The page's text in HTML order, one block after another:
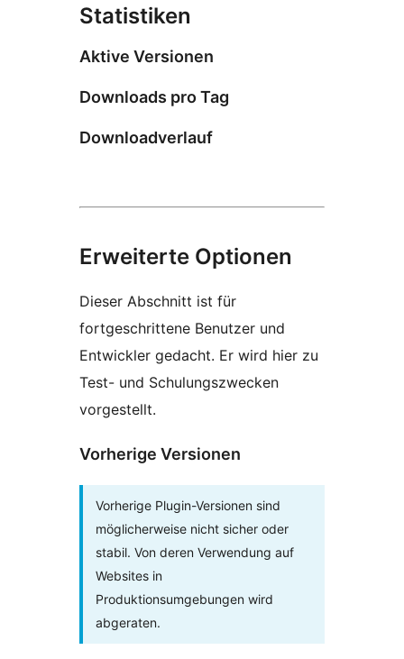
Statistiken
Aktive Versionen
Downloads pro Tag
Downloadverlauf
Erweiterte Optionen
Dieser Abschnitt ist für
fortgeschrittene Benutzer und
Entwickler gedacht. Er wird hier zu
Test- und Schulungszwecken
vorgestellt.
Vorherige Versionen
Vorherige Plugin-Versionen sind
möglicherweise nicht sicher oder
stabil. Von deren Verwendung auf
Websites in
Produktionsumgebungen wird
abgeraten.